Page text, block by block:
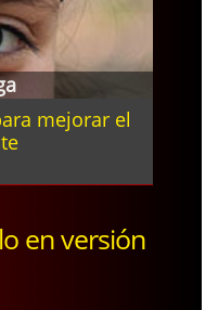
mejorar el
en versión